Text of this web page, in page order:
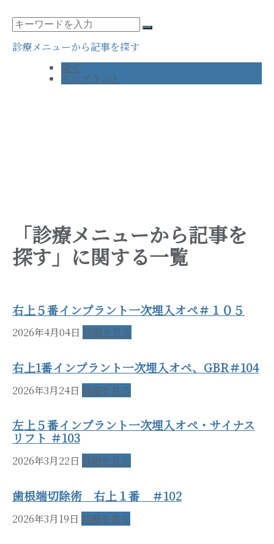
診療メニューから記事を探す
全て
インプラント
「診療メニューから記事を
探す」に関する一覧
右上５番インプラント一次埋入オペ＃１０５
2026年4月04日 詳細を見る
右上1番インプラント一次埋入オペ、GBR＃104
2026年3月24日 詳細を見る
左上５番インプラント一次埋入オペ・サイナス
リフト ＃103
2026年3月22日 詳細を見る
歯根端切除術 右上１番 ＃102
2026年3月19日 詳細を見る